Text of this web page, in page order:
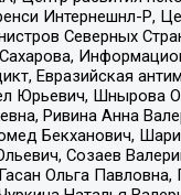
Интернешнл-Р,
Северных
Евразийская
Юрьевич, Шнырова
Ривина Анна
Бекханович,
Созаев
Ольга